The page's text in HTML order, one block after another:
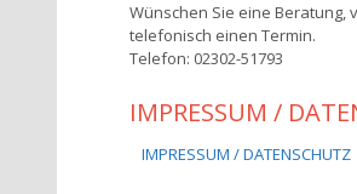
Wünschen Sie eine Beratung,
telefonisch einen Termin.
Telefon: 02302-51793
IMPRESSUM /
IMPRESSUM / DATENSCHUTZ